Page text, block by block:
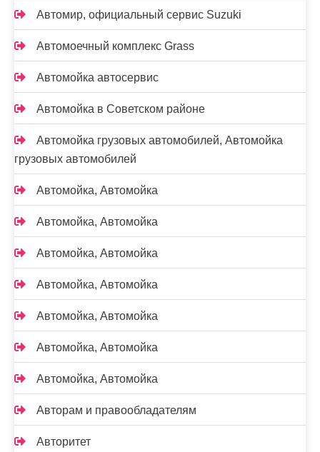
Автомир, официальный сервис Suzuki
Автомоечный комплекс Grass
Автомойка автосервис
Автомойка в Советском районе
Автомойка грузовых автомобилей, Автомойка
грузовых автомобилей
Автомойка, Автомойка
Автомойка, Автомойка
Автомойка, Автомойка
Автомойка, Автомойка
Автомойка, Автомойка
Автомойка, Автомойка
Автомойка, Автомойка
Авторам и правообладателям
Авторитет